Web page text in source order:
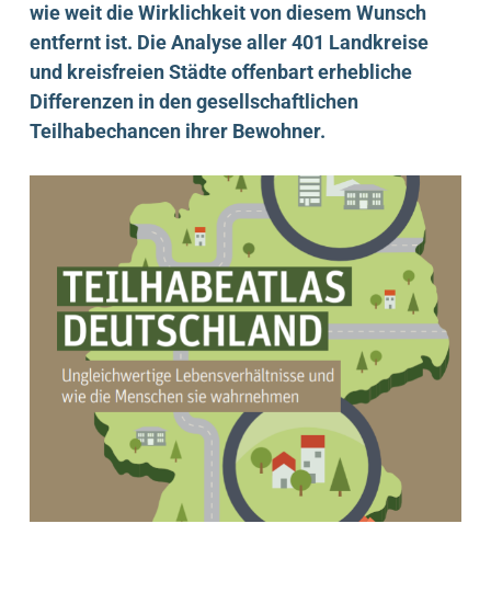
wie weit die Wirklichkeit von diesem Wunsch
entfernt ist. Die Analyse aller 401 Landkreise
und kreisfreien Städte offenbart erhebliche
Differenzen in den gesellschaftlichen
Teilhabechancen ihrer Bewohner.